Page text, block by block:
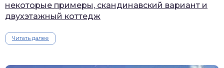
некоторые примеры, скандинавский вариант и
двухэтажный коттедж
Читать далее